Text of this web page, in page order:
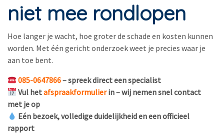
niet mee rondlopen
Hoe langer je wacht, hoe groter de schade en kosten kunnen
worden. Met één gericht onderzoek weet je precies waar je
aan toe bent.
085-0647866– spreek direct een specialist
Vul hetafspraakformulierin– wij nemen snel contact
met je op
Eén bezoek, volledige duidelijkheid en een officieel
rapport